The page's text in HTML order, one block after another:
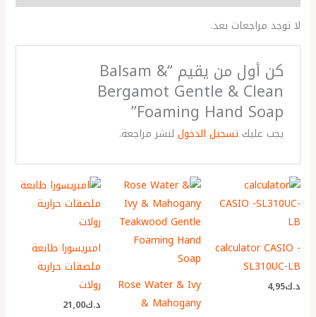
لا توجد مراجعات بعد.
كن أول من يقيم “Balsam &
Bergamot Gentle & Clean
Foaming Hand Soap”
يجب عليك تسجيل الدخوللنشر مراجعة.
calculator CASIO -
SL310UC-LB
د.ك4٫95
Rose Water & Ivy
& Mahogany
امبريسورا طابعة
ملصقات حرارية
رولات
د.ك21٫00